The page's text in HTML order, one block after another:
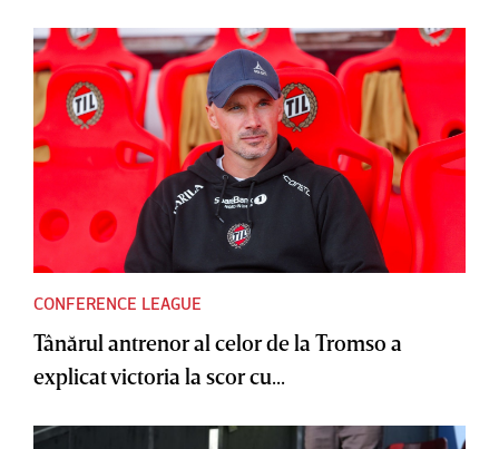
CONFERENCE LEAGUE
Tânărul antrenor al celor de la Tromso a
explicat victoria la scor cu...